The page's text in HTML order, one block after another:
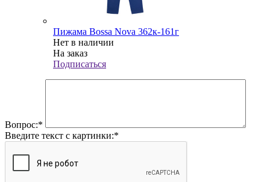
Пижама Bossa Nova 362к-161г
Нет в наличии
На заказ
Подписаться
Вопрос:*
Введите текст с картинки:*